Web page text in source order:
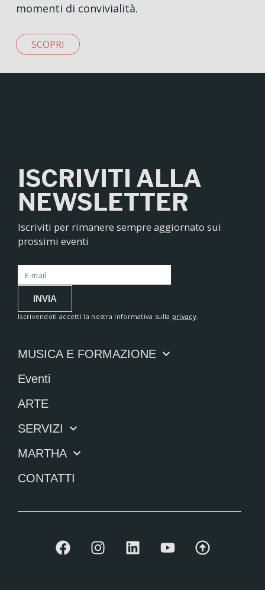
momenti di convivialità.
SCOPRI
ISCRIVITI ALLA
NEWSLETTER
Iscriviti per rimanere sempre aggiornato sui
prossimi eventi
INVIA
Iscrivendoti accetti la nostra Informativa sulla privacy.
MUSICA E FORMAZIONE
Eventi
ARTE
SERVIZI
MARTHA
CONTATTI
F
a
I
n
L
i
Y
o
A
r